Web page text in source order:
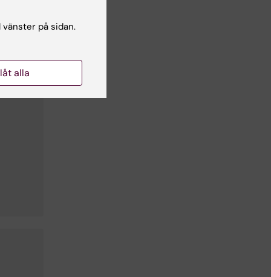
på sidan.
alla